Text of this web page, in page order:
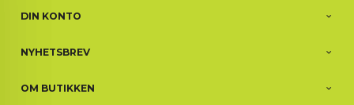
DIN KONTO
NYHETSBREV
OM BUTIKKEN